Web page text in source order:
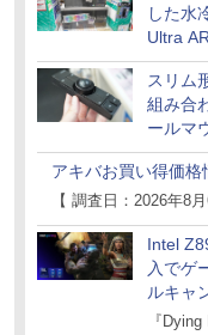
した水
Ultra
スリム
組み合
ールマ
アキバお買い得価格
【 調査日：2026年8月
Intel
入でゲ
ルキャ
『